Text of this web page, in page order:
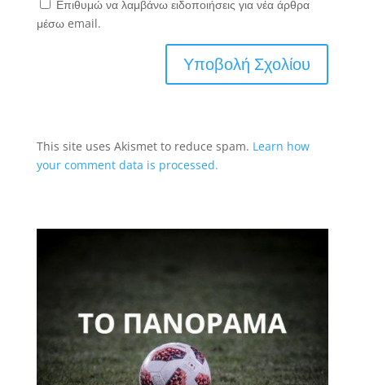
Επιθυμώ να λαμβάνω ειδοποιήσεις για νέα άρθρα
μέσω email.
This site uses Akismet to reduce spam. Learn how
your comment data is processed.